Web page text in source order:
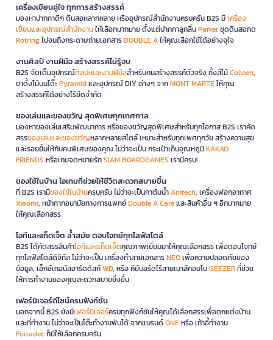
เครื่องเขียนคู่ใจ ทุกการสร้างสรรค์
มองหาปากกาดีๆ ดินสอหลากหลาย หรืออุปกรณ์สำนักงานครบครัน B2S มีเครื่อง
เขียนและอุปกรณ์สำนักงานให้เลือกมากมาย ตั้งแต่ปากกาลูกลื่นParkerชุดดินสอกด
Rotringไปจนถึงกระดาษถ่ายเอกสารDOUBLE Aให้คุณเลือกใช้ได้อย่างจุใจ
งานศิลป์ งานฝีมือ สร้างสรรค์ไม่รู้จบ
B2S จัดเต็มอุปกรณ์ศิลปะและงานฝีมือสำหรับคนสร้างสรรค์ตัวจริง ทั้งสีไม้Colleen,
ขาตั้งไม้บนโต๊ะPyramidและอุปกรณ์ DIY ต่างๆ จากMONT MARTEให้คุณ
สร้างสรรค์ได้อย่างไร้ขีดจำกัด
ของเล่นและของขวัญ สุดพิเศษทุกเทศกาล
มองหาของเล่นเสริมพัฒนาการ หรือของขวัญสุดพิเศษสำหรับทุกโอกาส B2S เราคัด
สรรของเล่นและของขวัญหลากหลายสไตล์ เหมาะสำหรับทุกเพศทุกวัย สร้างความสุข
และรอยยิ้มให้กับคนพิเศษของคุณ ไม่ว่าจะเป็น กระเป๋าเก็บอุณหภูมิKAKAO
FRIENDS หรือเกมจดหมายรักSIAM BOARDGAMES เรามีครบ!
ของใช้ในบ้าน ไอเทมที่ช่วยให้ชีวิตสะดวกสบายขึ้น
ที่ B2S เรามีของใช้ในบ้านครบครัน ไม่ว่าจะเป็นกาต้มน้ำAnitech, เครื่องฟอกอากาศ
Xiaomi, หน้ากากอนามัยทางการแพทย์Double A Careและสินค้าอื่น ๆ อีกมากมาย
ให้คุณเลือกสรร
ไอทีและแก็ดเจ็ต ล้ำสมัย ตอบโจทย์ทุกไลฟ์สไตล์
B2S ได้คัดสรรสินค้าไอทีและแก็ดเจ็ตคุณภาพเยี่ยมมาให้คุณเลือกสรร เพื่อตอบโจทย์
ทุกไลฟ์สไตล์ดิจิทัล ไม่ว่าจะเป็น เครื่องทำลายเอกสารNEOเพื่อความปลอดภัยของ
ข้อมูล, เอ็กซ์เทอนัลฮาร์ดดิสก์WD, หรือ คีย์บอร์ดไร้สายเมาส์คอมโบGEEZERที่ช่วย
ให้การทำงานของคุณสะดวกสบายยิ่งขึ้น
เฟอร์นิเจอร์ดีไซน์ครบฟังก์ชั่น
นอกจากนี้ B2S ยังมีเฟอร์นิเจอร์ครบทุกฟังก์ชันให้คุณได้เลือกสรรเพื่อตกแต่งบ้าน
และที่ทำงาน ไม่ว่าจะเป็นโต๊ะทำงานพับได้ จากแบรนด์ONEหรือ เก้าอี้ทำงาน
Furradecก็มีให้เลือกครบครัน